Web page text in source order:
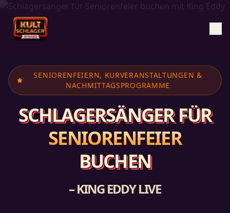
SENIORENFEIERN, KURVERANSTALTUNGEN &
NACHMITTAGSPROGRAMME
SCHLAGERSÄNGER FÜR
SENIORENFEIER
BUCHEN
– KING EDDY LIVE